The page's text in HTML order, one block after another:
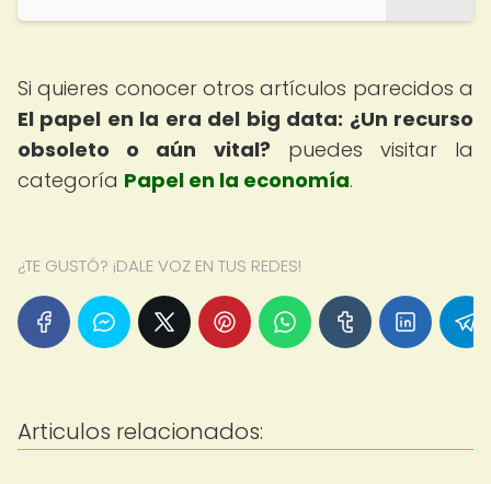
Si quieres conocer otros artículos parecidos a
El papel en la era del big data: ¿Un recurso
obsoleto o aún vital? puedes visitar la
categoría Papel en la economía.
¿TE GUSTÓ? ¡DALE VOZ EN TUS REDES!
Articulos relacionados: